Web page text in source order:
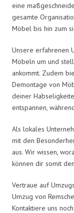
eine
gesamte
Möbel bis hin zum
Unsere erfahrenen
Möbeln um und
ankommt. Zudem
Demontage von
deiner
entspannen,
Als lokales
mit den
aus. Wir wissen,
können dir somit
Vertraue auf
Umzug von
Kontaktiere uns